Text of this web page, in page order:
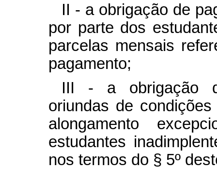
II - a obrigação de
por parte dos
parcelas mensais
pagamento;
III - a obrigação
oriundas de
alongamento
estudantes
nos termos do § 5º